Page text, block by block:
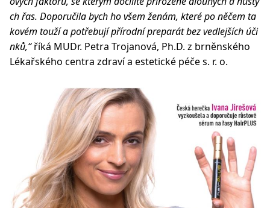
ch řas. Doporučila bych ho všem ženám, které po něčem ta
kovém touží a potřebují přírodní preparát bez vedlejších úči
nků,“říká MUDr. Petra Trojanová, Ph.D. z brněnského
Lékařského centra zdraví a estetické péče s. r. o.